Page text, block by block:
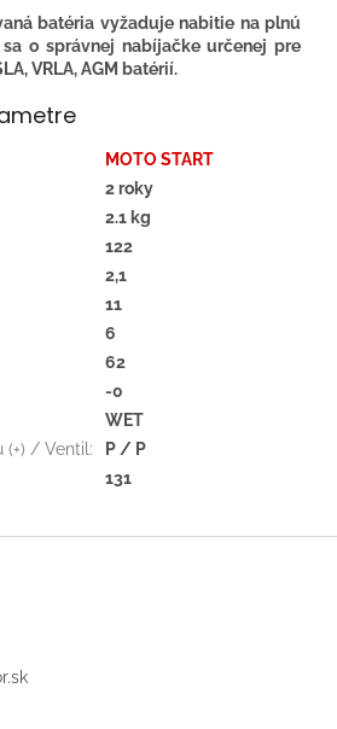
batéria vyžaduje nabitie na plnú
o správnej nabíjačke určenej pre
VRLA, AGM batérií.
MOTO START
2 roky
2.1 kg
122
2,1
11
6
62
-0
WET
/ Ventil :
P / P
131